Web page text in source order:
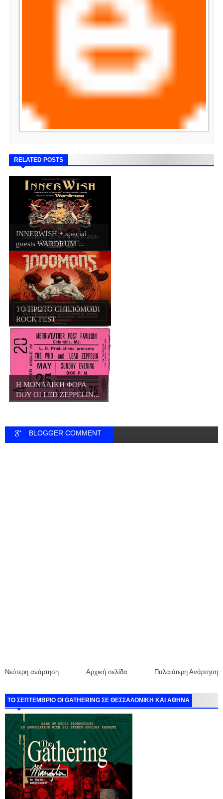
RELATED POSTS
INNERWISH + special
guests WARDRUM ...
ΤΟ ΠΡΩΤΟ CHILIOMODI
ROCK FEST
Η ΜΟΝΑΔΙΚΗ ΦΟΡΑ
ΠΟΥ ΟΙ LED ZEPPELIN...
BLOGGER COMMENT
Νεότερη ανάρτηση Παλαιότερη Ανάρτηση
Αρχική σελίδα
ΤΟ ΣΕΠΤΕΜΒΡΙΟ ΟΙ GATHERING ΣΕ ΘΕΣΣΑΛΟΝΙΚΗ ΚΑΙ ΑΘΗΝΑ